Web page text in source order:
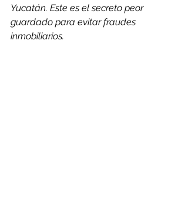
Yucatán. Este es el secreto peor
guardado para evitar fraudes
inmobiliarios.